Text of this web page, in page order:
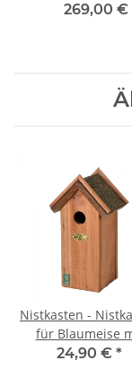
269,00 €
Nistkasten -
für Blaumeise
Bitumendach
24,90 € *